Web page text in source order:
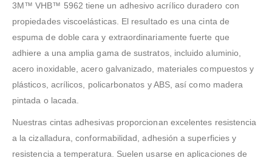
3M™ VHB™ 5962 tiene un adhesivo acrílico duradero con
propiedades viscoelásticas. El resultado es una cinta de
espuma de doble cara y extraordinariamente fuerte que
adhiere a una amplia gama de sustratos, incluido aluminio,
acero inoxidable, acero galvanizado, materiales compuestos y
plásticos, acrílicos, policarbonatos y ABS, así como madera
pintada o lacada.
Nuestras cintas adhesivas proporcionan excelentes resistencia
a la cizalladura, conformabilidad, adhesión a superficies y
resistencia a temperatura. Suelen usarse en aplicaciones de